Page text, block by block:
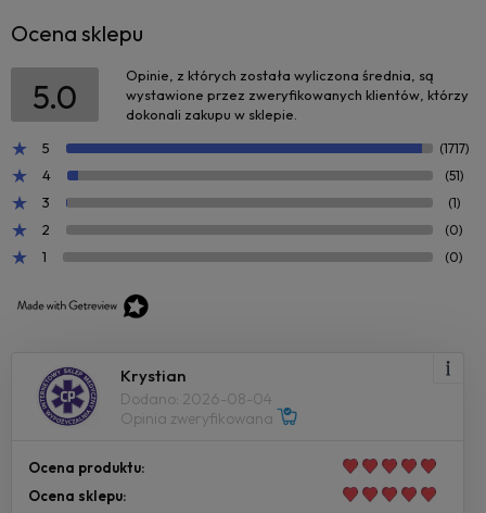
Ocena sklepu
5.0
Opinie, z których została wyliczona średnia, są
wystawione przez zweryfikowanych klientów, którzy
dokonali zakupu w sklepie.
5
(1717)
4 (51)
3 (1)
2 (0)
1 (0)
Krystian
Dodano: 2026-08-04
Opinia zweryfikowana
Ocena produktu:
Ocena sklepu: